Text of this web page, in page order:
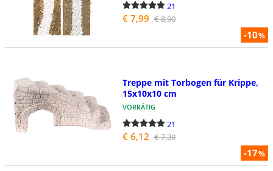
-10%
21
€ 7,99 € 8,90
-17%
Treppe mit Torbogen für Krippe,
15x10x10 cm
VORRÄTIG
21
€ 6,12 € 7,39